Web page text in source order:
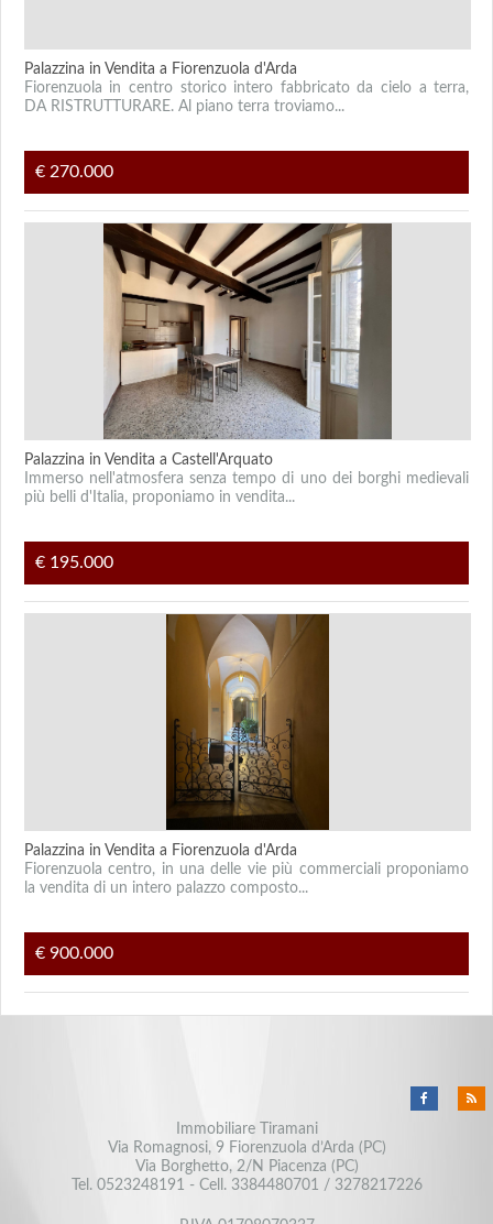
Palazzina in Vendita a Fiorenzuola d'Arda
Fiorenzuola in centro storico intero fabbricato da cielo a terra,
DA RISTRUTTURARE. Al piano terra troviamo...
€ 270.000
Palazzina in Vendita a Castell'Arquato
Immerso nell'atmosfera senza tempo di uno dei borghi medievali
più belli d'Italia, proponiamo in vendita...
€ 195.000
Palazzina in Vendita a Fiorenzuola d'Arda
Fiorenzuola centro, in una delle vie più commerciali proponiamo
la vendita di un intero palazzo composto...
€ 900.000
Immobiliare Tiramani
Via Romagnosi, 9 Fiorenzuola d’Arda (PC)
Via Borghetto, 2/N Piacenza (PC)
Tel. 0523248191 - Cell. 3384480701 / 3278217226